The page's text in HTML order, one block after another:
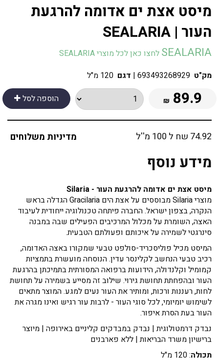
‎מיסט אצת ים אדומה להרגעת
העור | SEALARIA
SEALARIA לחצו כאן לכל מוצרי SEALARIA
מק"ט 693493268929
| דגם 120 מ"ל
הוספה לסל
89.9
₪
74.92 שח ל 100 מ''ל מדיניות משלוחים
מידע נוסף
מיסט אצת ים אדומה להרגעת העור - Silaria
מוצרי Silaria מבוססים על אצת הים Gracilaria הגדלה בראש
הנקרה, בצפון ישראל. החברה פיתחה טכנולוגיה ייחודית לעיבוד
האצה, השומרת על מכלול המרכיבים הפעילים שבה במבנה
סינרגטי לשמירה על איכותם ופעולתם הטבעית.
המיסט מכיל פוליסכריד-סולפט טבעי שמקורו באצה האדומה,
רכיב טבעי הנחשב לקלינסר עדין. הנוסחה מועשרת בתמציות
קמומיל וקלנדולה, הידועות ברפואה המסורתית בתמיכתן בהרגעת
העור ובהפחתת תחושת גירוי. שילוב זה מסייע בשמירה על תחושת
לחות, רעננות ורכות, ומותיר את העור נעים למגע. המוצר מתאים
לשימוש יומיומי, לכל סוגי העור - לרבות עור רגיש ואינו מגרה את
העור בעת הסרת איפור.
נבדק דרמטולוגית | נבדק במבדקים קליניים באירופה | מיוצר
ברישיון משרד הבריאות | ללא פארבנים
תכולה: 120 מ"ל